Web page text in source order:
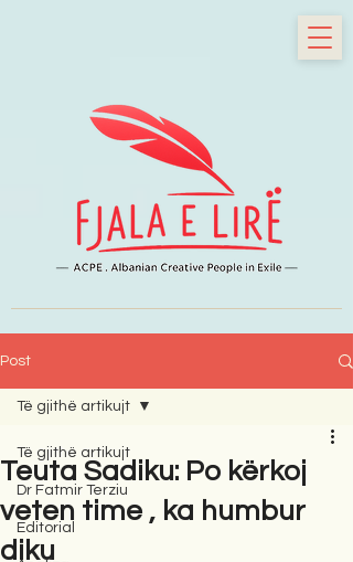
Post
Të gjithë artikujt
Dr Fatmir Terziu
Editorial
Të gjithë artikujt
Teuta Sadiku: Po kërkoj
veten time , ka humbur
diku